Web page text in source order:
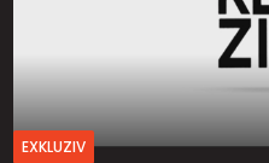
EXKLUZIV